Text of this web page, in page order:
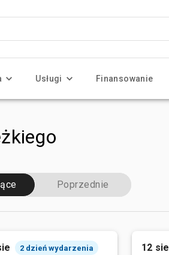
Usługi Finansowanie
Poprzednie
2 dzień wydarzenia 12 sie